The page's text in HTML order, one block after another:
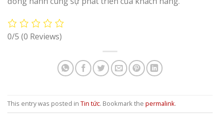
0/5 (0 Reviews)
This entry was posted in Tin tức. Bookmark the permalink.